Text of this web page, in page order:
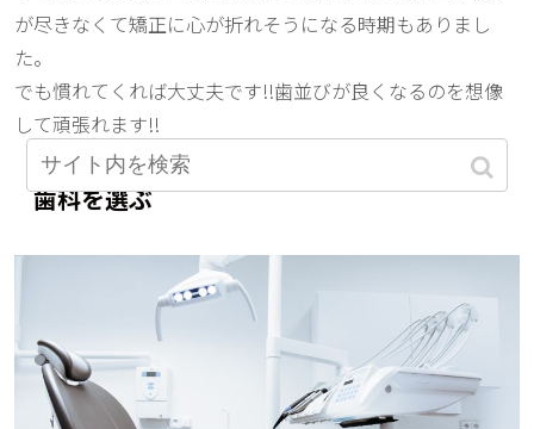
が尽きなくて矯正に心が折れそうになる時期もありまし
た。
でも慣れてくれば大丈夫です!!歯並びが良くなるのを想像
して頑張れます!!
歯科を選ぶ